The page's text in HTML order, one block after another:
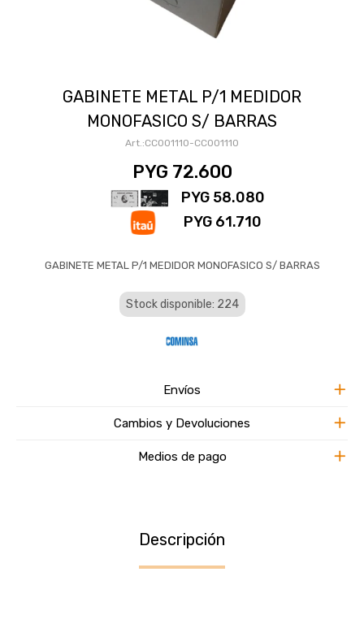
GABINETE METAL P/1 MEDIDOR
MONOFASICO S/ BARRAS
CC001110-CC001110
PYG 72.600
PYG 58.080
PYG 61.710
GABINETE METAL P/1 MEDIDOR MONOFASICO S/ BARRAS
Stock disponible: 224
Envíos
Cambios y Devoluciones
Medios de pago
Descripción